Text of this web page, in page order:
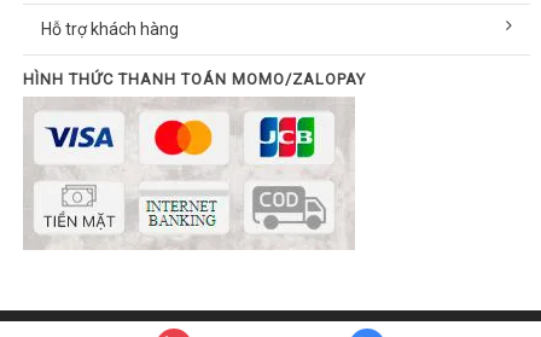
Hỗ trợ khách hàng
HÌNH THỨC THANH TOÁN MOMO/ZALOPAY